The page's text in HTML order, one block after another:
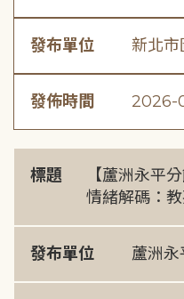
發布單位 新北市
發佈時間 2026-
標題
【蘆洲永平
情緒解碼：教
發布單位 蘆洲永